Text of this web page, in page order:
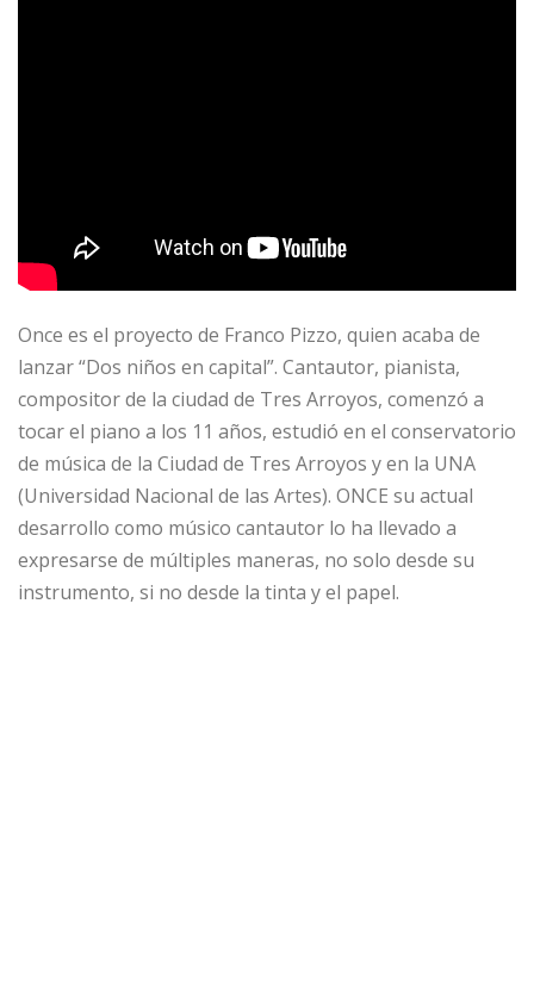
Once es el proyecto de Franco Pizzo, quien acaba de
lanzar “Dos niños en capital”. Cantautor, pianista,
compositor de la ciudad de Tres Arroyos, comenzó a
tocar el piano a los 11 años, estudió en el conservatorio
de música de la Ciudad de Tres Arroyos y en la UNA
(Universidad Nacional de las Artes). ONCE su actual
desarrollo como músico cantautor lo ha llevado a
expresarse de múltiples maneras, no solo desde su
instrumento, si no desde la tinta y el papel.